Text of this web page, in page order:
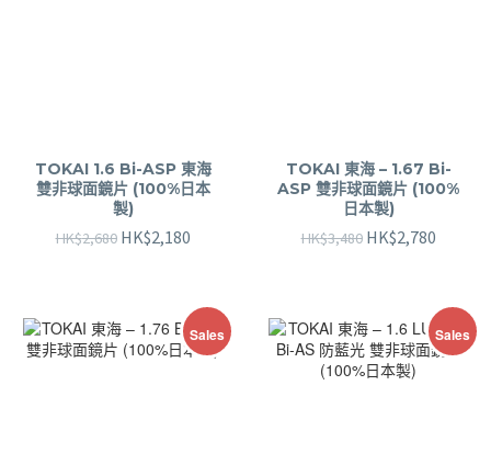
TOKAI 1.6 Bi-ASP 東海
雙非球面鏡片 (100%日本
製)
HK$2,680 HK$2,180
TOKAI 東海 – 1.67 Bi-
ASP 雙非球面鏡片 (100%
日本製)
HK$3,480 HK$2,780
Sales Sales